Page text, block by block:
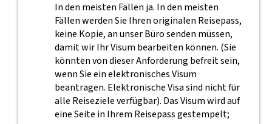
In den meisten Fällen ja. In den meisten
Fällen werden Sie Ihren originalen Reisepass,
keine Kopie, an unser Büro senden müssen,
damit wir Ihr Visum bearbeiten können. (Sie
könnten von dieser Anforderung befreit sein,
wenn Sie ein elektronisches Visum
beantragen. Elektronische Visa sind nicht für
alle Reiseziele verfügbar). Das Visum wird auf
eine Seite in Ihrem Reisepass gestempelt;